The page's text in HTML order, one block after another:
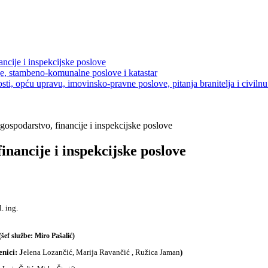
i inspekcijske poslove
stambeno-komunalne poslove i katastar
opću upravu, imovinsko-pravne poslove, pitanja branitelja i
financije i inspekcijske poslove
i inspekcijske poslove
ing.
službe: Miro Pašalić)
Jelena Lozančić, Marija Ravančić , Ružica Jaman)